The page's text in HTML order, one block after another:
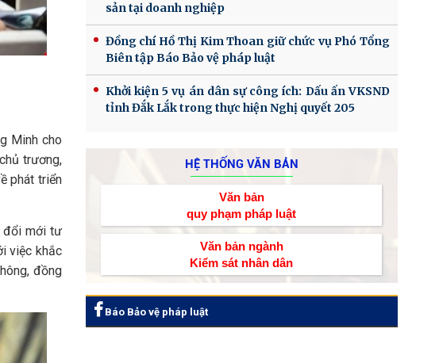
Minh cho
trương,
phát triển
đổi mới tư
việc khắc
đồng
sản tại doanh nghiệp
Đồng chí Hồ Thị Kim Thoan giữ chức vụ Phó Tổng
Biên tập Báo Bảo vệ pháp luật
Khởi kiện 5 vụ án dân sự công ích: Dấu ấn VKSND
tỉnh Đắk Lắk trong thực hiện Nghị quyết 205
HỆ THỐNG VĂN BẢN
Văn bản
quy phạm pháp luật
Văn bản ngành
Kiểm sát nhân dân
Báo Bảo vệ pháp luật